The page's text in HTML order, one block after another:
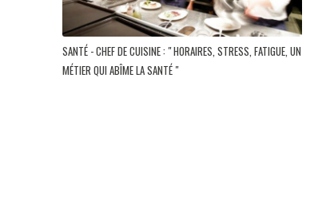
SANTÉ - CHEF DE CUISINE : " HORAIRES, STRESS, FATIGUE, UN
MÉTIER QUI ABÎME LA SANTÉ "